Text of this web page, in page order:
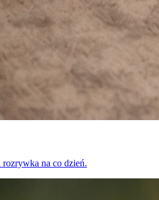
na co dzień.